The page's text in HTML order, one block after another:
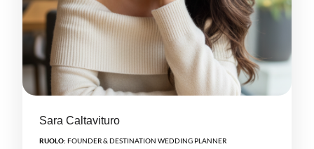
Sara Caltavituro
RUOLO: FOUNDER & DESTINATION WEDDING PLANNER